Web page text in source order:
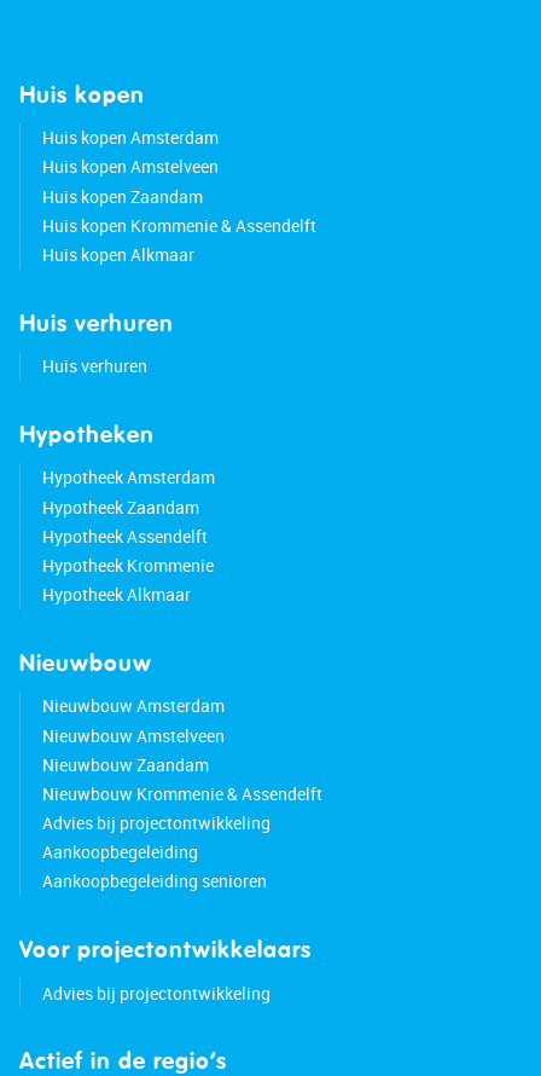
and bathroom
• Located in a popular neighborhood
• Center within cycling distance
• Various amenities nearby
• Major highways easily accessible
• Energy label: D
• Property subject to a ground lease
Huis kopen
Huis kopen Amsterdam
Huis kopen Amstelveen
Huis kopen Zaandam
Huis kopen Krommenie & Assendelft
Huis kopen Alkmaar
Huis verhuren
Huis verhuren
Hypotheken
Hypotheek Amsterdam
Hypotheek Zaandam
Hypotheek Assendelft
Hypotheek Krommenie
Hypotheek Alkmaar
Nieuwbouw
Nieuwbouw Amsterdam
Nieuwbouw Amstelveen
Nieuwbouw Zaandam
Nieuwbouw Krommenie & Assendelft
Advies bij projectontwikkeling
Aankoopbegeleiding
Aankoopbegeleiding senioren
Voor projectontwikkelaars
Advies bij projectontwikkeling
Actief in de regio’s